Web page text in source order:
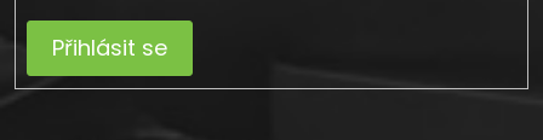
Přihlásit se